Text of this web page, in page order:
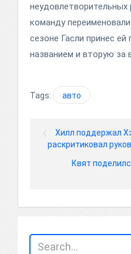
неудовлетворительных
команду
сезоне Гасли принес
названием и вторую за
Tags: авто
Хилл поддержал
раскритиковал
Квят